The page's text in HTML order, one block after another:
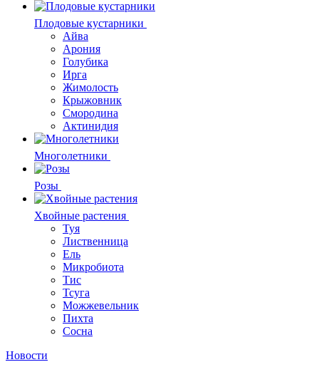
Плодовые кустарники
Айва
Арония
Голубика
Ирга
Жимолость
Крыжовник
Смородина
Актинидия
Многолетники
Розы
Хвойные растения
Туя
Лиственница
Ель
Микробиота
Тис
Тсуга
Можжевельник
Пихта
Сосна
Новости